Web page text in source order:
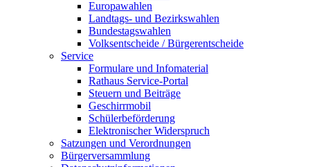
Europawahlen
Landtags- und Bezirkswahlen
Bundestagswahlen
Volksentscheide / Bürgerentscheide
Service
Formulare und Infomaterial
Rathaus Service-Portal
Steuern und Beiträge
Geschirrmobil
Schülerbeförderung
Elektronischer Widerspruch
Satzungen und Verordnungen
Bürgerversammlung